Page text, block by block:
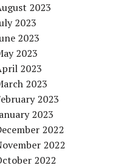
2023
2023
2023
2023
2023
2023
2023
2023
2022
2022
2022